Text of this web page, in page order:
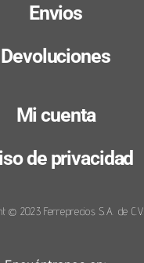
Envios
Devoluciones
Mi cuenta
de privacidad
© 2023 Ferreprecios S.A. de C.V.